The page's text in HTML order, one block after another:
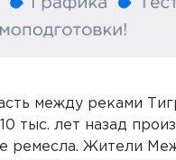
между реками
тыс. лет назад
ремесла. Жители